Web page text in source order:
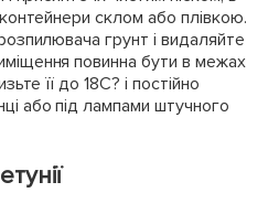
склом або плівкою.
грунт і видаляйте
повинна бути в межах
її до 18С? і постійно
або під лампами штучного